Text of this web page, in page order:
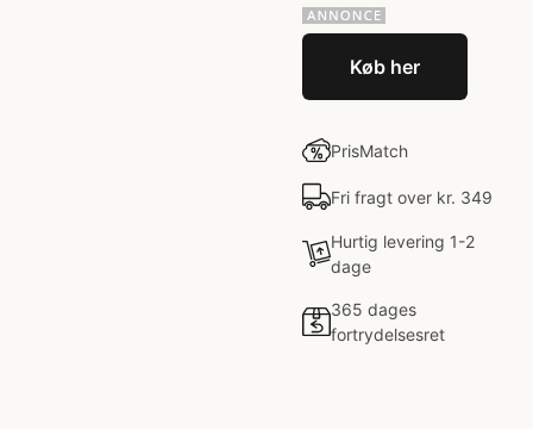
Køb her
PrisMatch
Fri fragt over kr. 349
Hurtig levering 1-2
dage
365 dages
fortrydelsesret